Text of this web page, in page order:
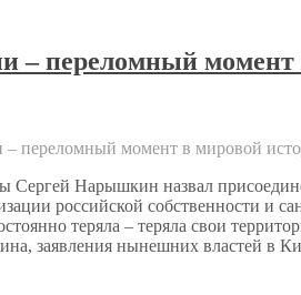
переломный момент
переломный момент в мировой
Сергей Нарышкин назвал
российской собственности и
теряла – теряла свои
заявления нынешних властей в